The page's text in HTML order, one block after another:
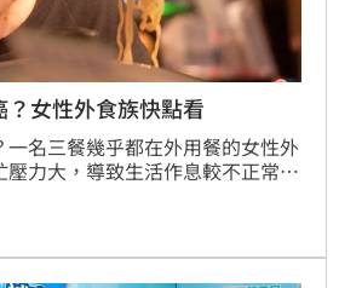
女性外食族快點看
名三餐幾乎都在外用餐的女性外
力大，導致生活作息較不正常，